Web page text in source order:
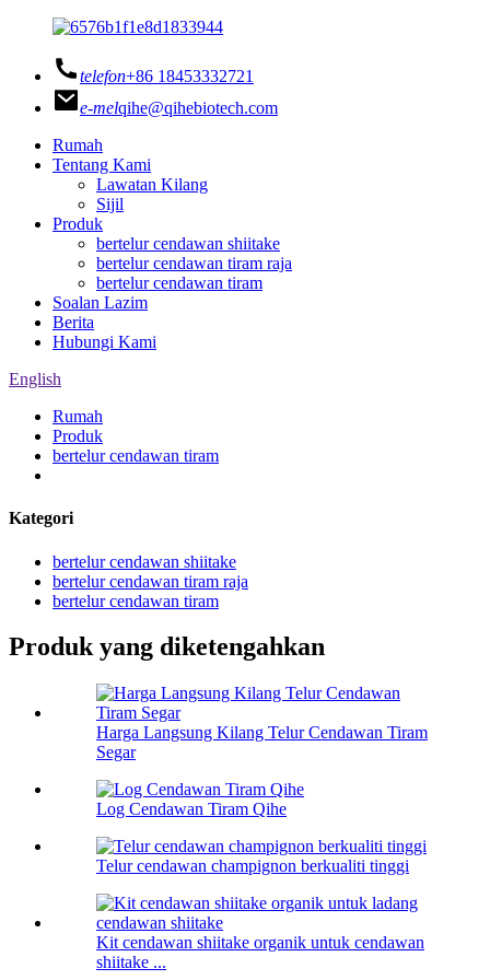
telefon+86 18453332721
e-melqihe@qihebiotech.com
Rumah
Tentang Kami
Lawatan Kilang
Sijil
Produk
bertelur cendawan shiitake
bertelur cendawan tiram raja
bertelur cendawan tiram
Soalan Lazim
Berita
Hubungi Kami
English
Rumah
Produk
bertelur cendawan tiram
Kategori
bertelur cendawan shiitake
bertelur cendawan tiram raja
bertelur cendawan tiram
Produk yang diketengahkan
Harga Langsung Kilang Telur Cendawan Tiram
Segar
Log Cendawan Tiram Qihe
Telur cendawan champignon berkualiti tinggi
Kit cendawan shiitake organik untuk cendawan
shiitake ...